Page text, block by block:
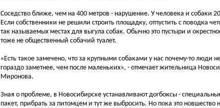
Соседство ближе, чем на 400 метров - нарушение. У человека и собаки
Если собственники не решили строить площадку, отпустить с поводка
так называемых местах для выгула собак. Обычно это пустыри и
тоже не общественный собачий туалет.
«Есть такое замечено, что за крупными собаками у нас почему-то люди
гораздо заметнее, чем после маленьких», - отмечает жительница
Миронова.
Зная о проблеме, в Новосибирске устанавливают догбоксы -
пакет, прибрать за питомцем и тут же выбросить. Но пока это новшество